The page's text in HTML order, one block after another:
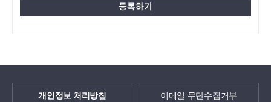
개인정보 처리방침 이메일 무단수집거부